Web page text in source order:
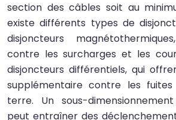
section des câbles soit au
existe différents types de
disjoncteurs
contre les surcharges et les
disjoncteurs différentiels, qui
supplémentaire contre les
terre. Un sous-
peut entraîner des